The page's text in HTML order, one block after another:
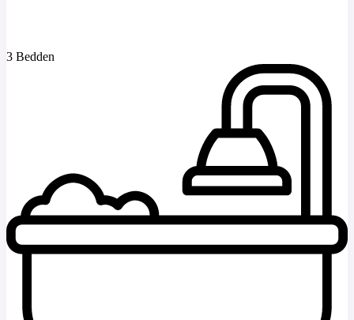
3 Bedden